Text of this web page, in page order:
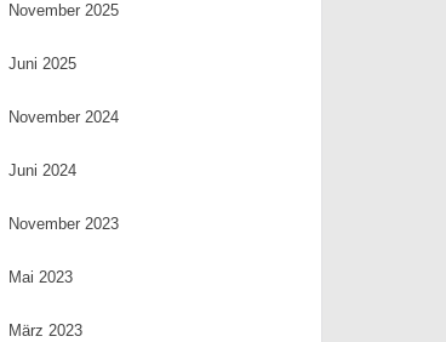
November 2025
Juni 2025
November 2024
Juni 2024
November 2023
Mai 2023
März 2023